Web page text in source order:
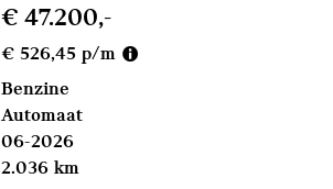
€ 47.200,-
€ 526,45 p/m
Benzine
Automaat
06-2026
2.036 km